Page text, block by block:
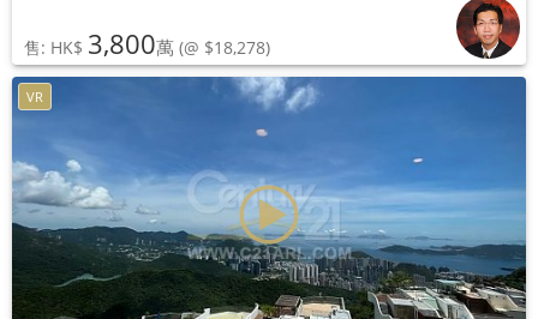
售: HK$ 3,800萬 (@ $18,278)
VR